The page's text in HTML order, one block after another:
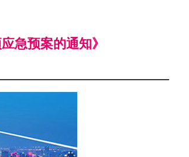
急预案的通知》